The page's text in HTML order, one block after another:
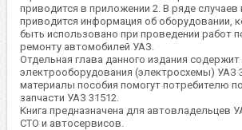
приводится в приложении 2. В ряде случаев
приводится информация об оборудовании,
быть использовано при проведении работ
ремонту автомобилей УАЗ.
Отдельная глава данного издания
электрооборудования (электросхемы) УАЗ
материалы пособия помогут потребителю
запчасти УАЗ 31512.
Книга предназначена для автовладельцев
СТО и автосервисов.